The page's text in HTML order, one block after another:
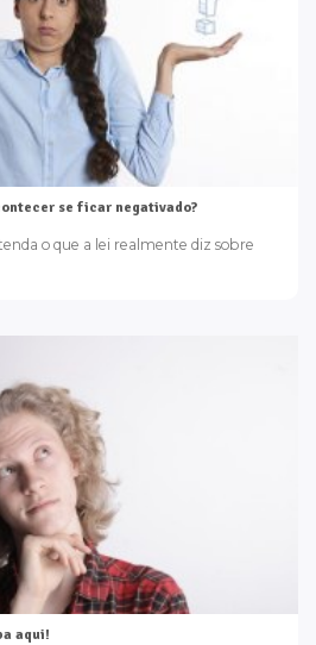
se ficar negativado?
o que a lei realmente diz sobre
aqui!